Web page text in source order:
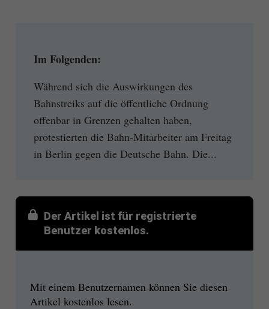
Im Folgenden:
Während sich die Auswirkungen des
Bahnstreiks auf die öffentliche Ordnung
offenbar in Grenzen gehalten haben,
protestierten die Bahn-Mitarbeiter am Freitag
in Berlin gegen die Deutsche Bahn. Die...
Der Artikel ist für registrierte
Benutzer kostenlos.
Mit einem Benutzernamen können Sie diesen
Artikel kostenlos lesen.